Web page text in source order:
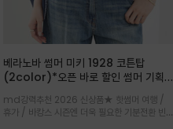
베라노바 썸머 미키 1928 코튼탑
(2color)*오픈 바로 할인 썸머 기획
★ 한정수량 제작 ★ 오가닉 코튼으로
빈티지 프린트로 여름 하의와 모두 잘어
울리는 그래픽
md강력추천 2026 신상품★ 핫썸머 여행 /
휴가 / 바캉스 시즌엔 더욱 필요한 기분전환 빈티